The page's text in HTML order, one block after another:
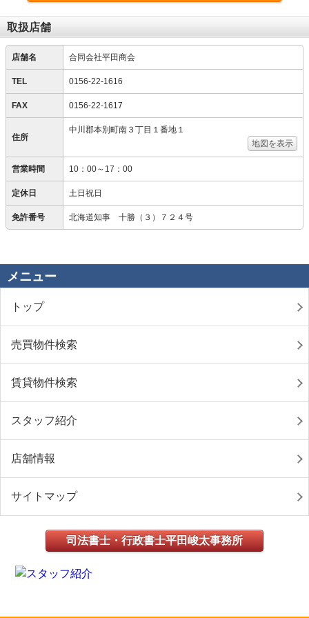
取扱店舗
店舗名 合同会社平田商会
TEL 0156-22-1616
FAX 0156-22-1617
住所
中川郡本別町南３丁目１番地１
地図を表示
営業時間 10：00～17：00
定休日 土日祝日
免許番号 北海道知事 十勝（３）７２４号
メニュー
トップ
売買物件検索
賃貸物件検索
スタッフ紹介
店舗情報
サイトマップ
司法書士・行政書士平田峻太事務所